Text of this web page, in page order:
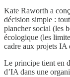
Kate Raworth a
décision simple :
plancher social (les
écologique (les
cadre aux projets IA
Le principe tient en
d’IA dans une